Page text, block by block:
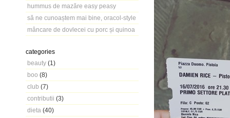
hummus de mazăre easy peasy
să ne cunoaștem mai bine, oracol-style
mâncare de dovlecei cu porc și quinoa
categories
beauty (1)
boo (8)
club (7)
contributii (3)
dieta (40)